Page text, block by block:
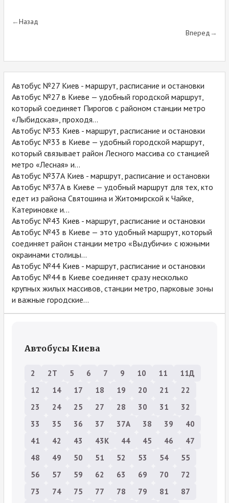
Назад
Вперед
Автобус №27 Киев - маршрут, расписание и остановки
Автобус №27 в Киеве — удобный городской маршрут,
который соединяет Пирогов с районом станции метро
«Лыбидская», проходя...
Автобус №33 Киев - маршрут, расписание и остановки
Автобус №33 в Киеве — удобный городской маршрут,
который связывает район Лесного массива со станцией
метро «Лесная» и...
Автобус №37А Киев - маршрут, расписание и остановки
Автобус №37А в Киеве — удобный маршрут для тех, кто
едет из района Святошина и Житомирской к Чайке,
Катериновке и...
Автобус №43 Киев - маршрут, расписание и остановки
Автобус №43 в Киеве — это удобный маршрут, который
соединяет район станции метро «Выдубичи» с южными
окраинами столицы...
Автобус №44 Киев - маршрут, расписание и остановки
Автобус №44 в Киеве соединяет сразу несколько
крупных жилых массивов, станции метро, парковые зоны
и важные городские...
Автобусы Киева
2 2Т 5 6 7 9 10 11
11Д
12
14 17 18 19 20 21
22
23
24 25 27 28 30 31
32
33
35 36 37 37А 38 39
40
41
42 43 43К 44 45 46
47
48
49 50 51 52 53 54
55
56
57 59 62 63 69 70
72
73
74 75 77 78 79 81
87